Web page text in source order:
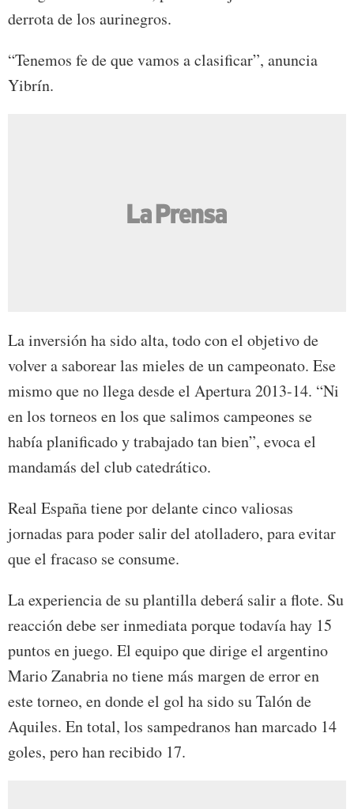
derrota de los aurinegros.
“Tenemos fe de que vamos a clasificar”, anuncia
Yibrín.
La inversión ha sido alta, todo con el objetivo de
volver a saborear las mieles de un campeonato. Ese
mismo que no llega desde el Apertura 2013-14. “Ni
en los torneos en los que salimos campeones se
había planificado y trabajado tan bien”, evoca el
mandamás del club catedrático.
Real España tiene por delante cinco valiosas
jornadas para poder salir del atolladero, para evitar
que el fracaso se consume.
La experiencia de su plantilla deberá salir a flote. Su
reacción debe ser inmediata porque todavía hay 15
puntos en juego. El equipo que dirige el argentino
Mario Zanabria no tiene más margen de error en
este torneo, en donde el gol ha sido su Talón de
Aquiles. En total, los sampedranos han marcado 14
goles, pero han recibido 17.